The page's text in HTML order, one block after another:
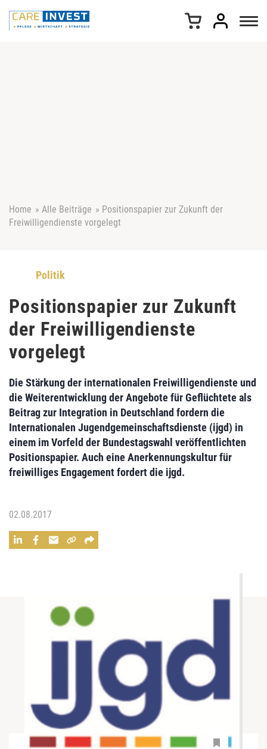
Home » Alle Beiträge » Positionspapier zur Zukunft der
Freiwilligendienste vorgelegt
Politik
Positionspapier zur Zukunft
der Freiwilligendienste
vorgelegt
Die Stärkung der internationalen Freiwilligendienste und
die Weiterentwicklung der Angebote für Geflüchtete als
Beitrag zur Integration in Deutschland fordern die
Internationalen Jugendgemeinschaftsdienste (ijgd) in
einem im Vorfeld der Bundestagswahl veröffentlichten
Positionspapier. Auch eine Anerkennungskultur für
freiwilliges Engagementfordert die ijgd.
02.08.2017